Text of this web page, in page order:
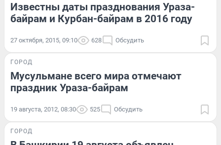
Известны даты празднования Ураза-
байрам и Курбан-байрам в 2016 году
27 октября, 2015, 09:10 628 Обсудить
ГОРОД
Мусульмане всего мира отмечают
праздник Ураза-байрам
19 августа, 2012, 08:30 525 Обсудить
ГОРОД